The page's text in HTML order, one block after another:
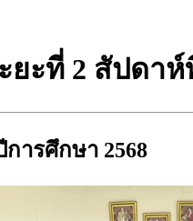
ยะที่ 2 สัปดาห์
ารศึกษา 2568